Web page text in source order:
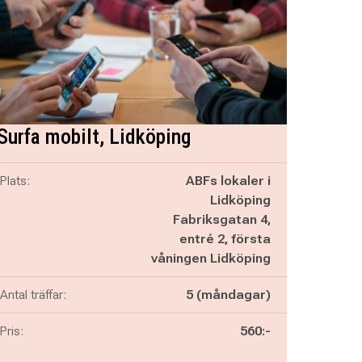
mobilt, Lidköping
Plats:
ABFs lokaler i
Lidköping
Fabriksgatan 4,
entré 2, första
våningen Lidköping
Antal träffar: 5 (måndagar)
Pris: 560:-